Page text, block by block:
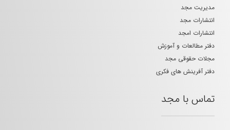
مدیریت مجد
انتشارات مجد
انتشارات امجد
دفتر مطالعات و آموزش
مجلات حقوقی مجد
دفتر آفرینش های فکری
تماس با مجد